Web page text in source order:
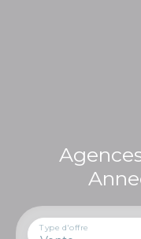
Type d'offre